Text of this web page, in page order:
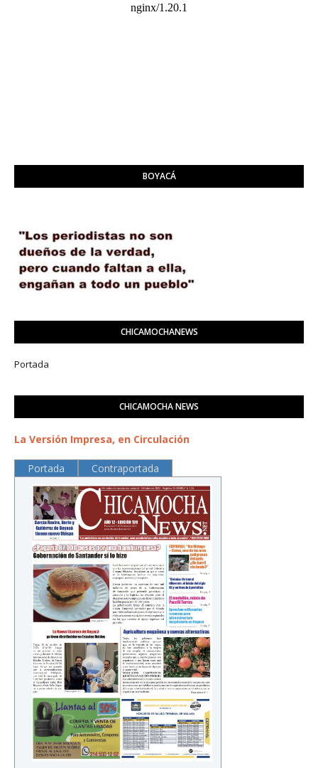
BOYACÁ
CHICAMOCHANEWS
Portada
CHICAMOCHA NEWS
La Versión Impresa, en Circulación
Portada Contraportada